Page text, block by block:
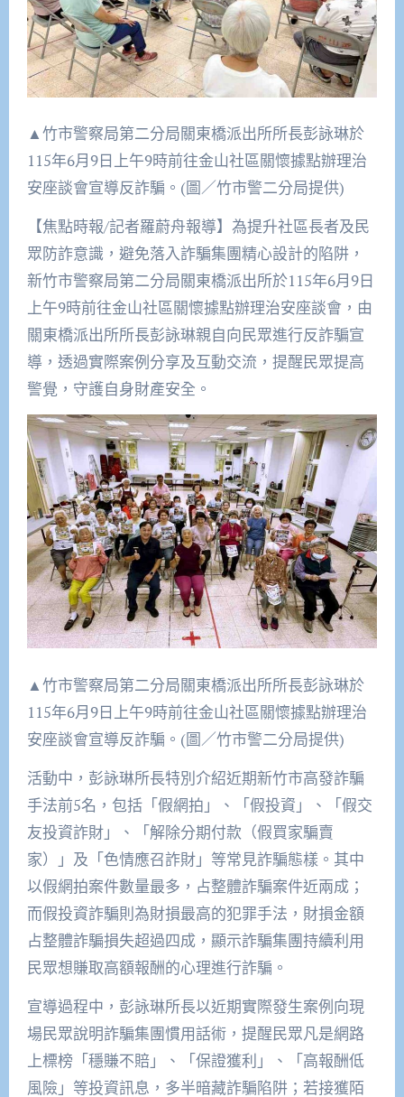
▲竹市警察局第二分局關東橋派出所所長彭詠琳於
115年6月9日上午9時前往金山社區關懷據點辦理治
安座談會宣導反詐騙。(圖／竹市警二分局提供)
【焦點時報/記者羅蔚舟報導】為提升社區長者及民
眾防詐意識，避免落入詐騙集團精心設計的陷阱，
新竹市警察局第二分局關東橋派出所於115年6月9日
上午9時前往金山社區關懷據點辦理治安座談會，由
關東橋派出所所長彭詠琳親自向民眾進行反詐騙宣
導，透過實際案例分享及互動交流，提醒民眾提高
警覺，守護自身財產安全。
▲竹市警察局第二分局關東橋派出所所長彭詠琳於
115年6月9日上午9時前往金山社區關懷據點辦理治
安座談會宣導反詐騙。(圖／竹市警二分局提供)
活動中，彭詠琳所長特別介紹近期新竹市高發詐騙
手法前5名，包括「假網拍」、「假投資」、「假交
友投資詐財」、「解除分期付款（假買家騙賣
家）」及「色情應召詐財」等常見詐騙態樣。其中
以假網拍案件數量最多，占整體詐騙案件近兩成；
而假投資詐騙則為財損最高的犯罪手法，財損金額
占整體詐騙損失超過四成，顯示詐騙集團持續利用
民眾想賺取高額報酬的心理進行詐騙。
宣導過程中，彭詠琳所長以近期實際發生案例向現
場民眾說明詐騙集團慣用話術，提醒民眾凡是網路
上標榜「穩賺不賠」、「保證獲利」、「高報酬低
風險」等投資訊息，多半暗藏詐騙陷阱；若接獲陌